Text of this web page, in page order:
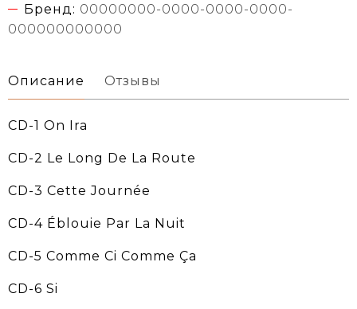
Бренд: 00000000-0000-0000-0000-
000000000000
Описание Отзывы
CD-1 On Ira
CD-2 Le Long De La Route
CD-3 Cette Journée
CD-4 Éblouie Par La Nuit
CD-5 Comme Ci Comme Ça
CD-6 Si